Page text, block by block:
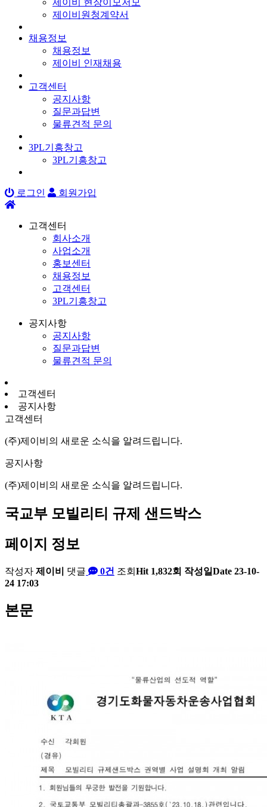
제이비원청계약서
채용정보
채용정보
제이비 인재채용
고객센터
공지사항
질문과답변
물류견적 문의
3PL기흥창고
3PL기흥창고
로그인 회원가입
고객센터
회사소개
사업소개
홍보센터
채용정보
고객센터
3PL기흥창고
공지사항
공지사항
질문과답변
물류견적 문의
고객센터
공지사항
고객센터
(주)제이비의 새로운 소식을 알려드립니다.
공지사항
(주)제이비의 새로운 소식을 알려드립니다.
국교부 모빌리티 규제 샌드박스
페이지 정보
작성자 제이비 댓글 0건 조회 Hit 1,832회 작성일Date 23-10-
24 17:03
본문